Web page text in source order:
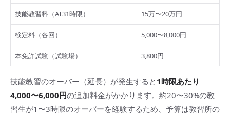
技能教習料（AT31時限） 15万〜20万円
検定料（各回） 5,000〜8,000円
本免許試験（試験場） 3,800円
技能教習のオーバー（延長）が発生すると 1時限あたり
4,000〜6,000円の追加料金がかかります。約20〜30%の教
習生が1〜3時限のオーバーを経験するため、予算は教習所の